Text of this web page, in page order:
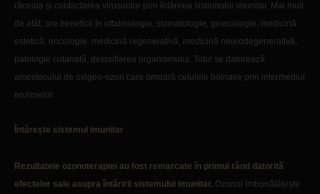
răceala și contactarea virusurilor prin întărirea sistemului imunitar. Mai mult
de atât, are beneficii în oftalmologie, stomatologie, ginecologie, medicină
estetică, oncologie, medicină regenerativă, medicină neurodegenerativă,
patologie cutanată, detoxifierea organismului. Totul se datorează
amestecului de oxigen-ozon care omoară celulele bolnave prin intermediul
enzimelor.
Întărește sistemul imunitar
Rezultatele ozonoterapiei au fost remarcate în primul rând datorită
efectelor sale asupra întăririi sistemului imunitar. Ozonul îmbunătățește